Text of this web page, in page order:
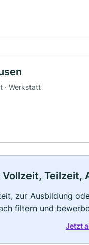
· Werkstatt
Teilzeit,
zur Ausbildung
filtern und
Jetzt